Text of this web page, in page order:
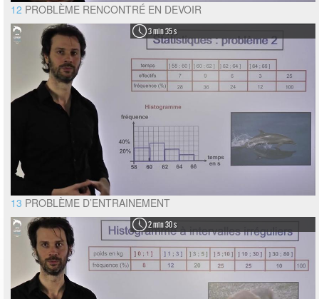
12 PROBLÈME RENCONTRÉ EN DEVOIR
3 min 35 s
13 PROBLÈME D’ENTRAINEMENT
2 min 30 s